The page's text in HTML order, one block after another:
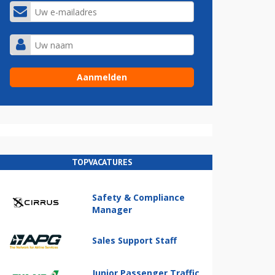
TOPVACATURES
Safety & Compliance
Manager
Sales Support Staff